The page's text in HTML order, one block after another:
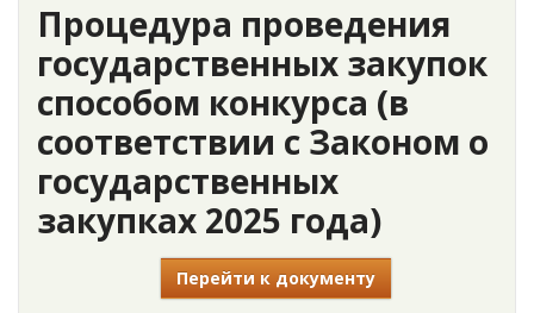
Процедура проведения
государственных закупок
способом конкурса (в
соответствии с Законом о
государственных
закупках 2025 года)
Перейти к документу